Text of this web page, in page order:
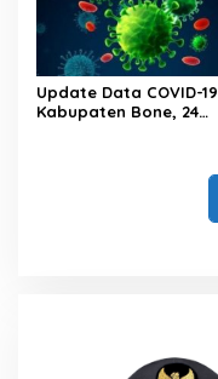
Update Data COVID-19
Kabupaten Bone, 24